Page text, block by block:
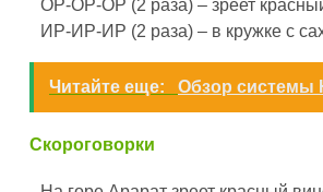
ОР-ОР-ОР (2 раза) – зреет
ИР-ИР-ИР (2 раза) – в кружке с
Читайте еще: Обзор системы
Скороговорки